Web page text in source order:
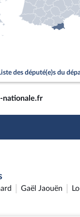
des député(e)s du
nationale.fr
Gaël Jaouën